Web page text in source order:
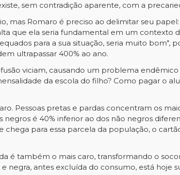
sem contradição aparente, com a
mas Romaro é preciso ao delimitar seu
que ela seria fundamental em um contexto
para a sua situação, seria muito bom",
ultrapassar 400% ao ano.
viciam, causando um problema
da escola do filho? Como pagar o
Pessoas pretas e pardas concentram os
é 40% inferior ao dos não negros
chega para essa parcela da população, o
é também o mais caro, transformando o
negra, antes excluída do consumo, está hoje